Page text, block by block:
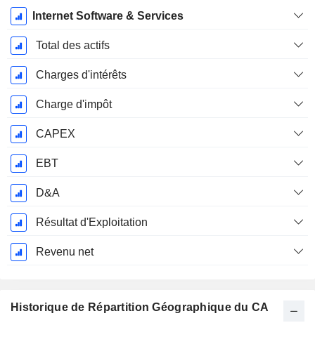
Décembre
Internet Software & Services
Total des actifs
Charges d'intérêts
Charge d'impôt
CAPEX
EBT
D&A
Résultat d'Exploitation
Revenu net
Historique de Répartition Géographique du CA